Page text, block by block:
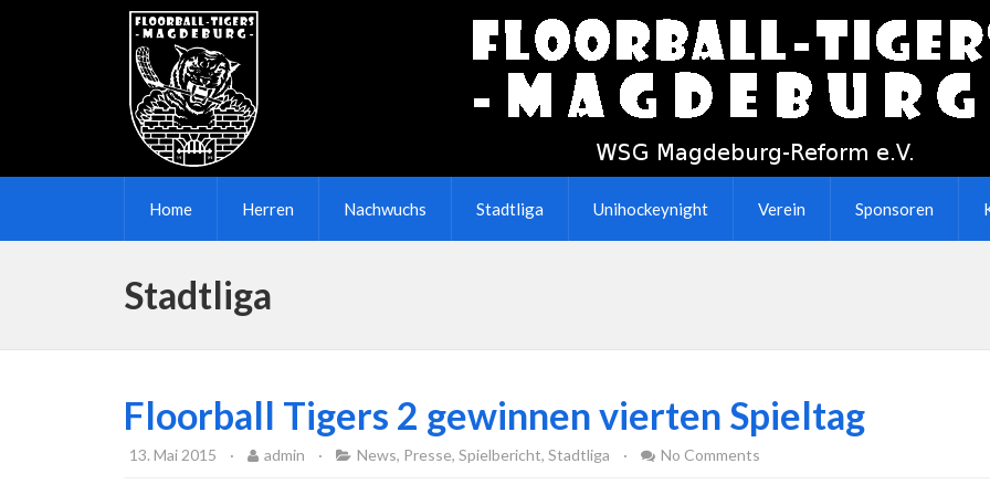
Home Herren Nachwuchs Stadtliga Unihockeynight Verein Sponsoren
Stadtliga
Floorball Tigers 2 gewinnen vierten Spieltag
13. Mai 2015 · admin · News, Presse, Spielbericht, Stadtliga · No Comments